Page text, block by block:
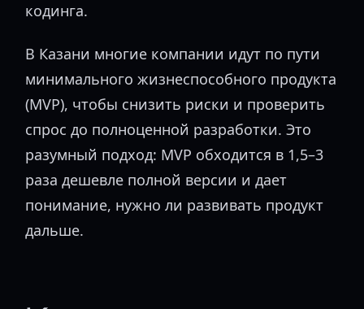
кодинга.
В Казани многие компании идут по пути
минимального жизнеспособного продукта
(MVP), чтобы снизить риски и проверить
спрос до полноценной разработки. Это
разумный подход: MVP обходится в 1,5–3
раза дешевле полной версии и дает
понимание, нужно ли развивать продукт
дальше.